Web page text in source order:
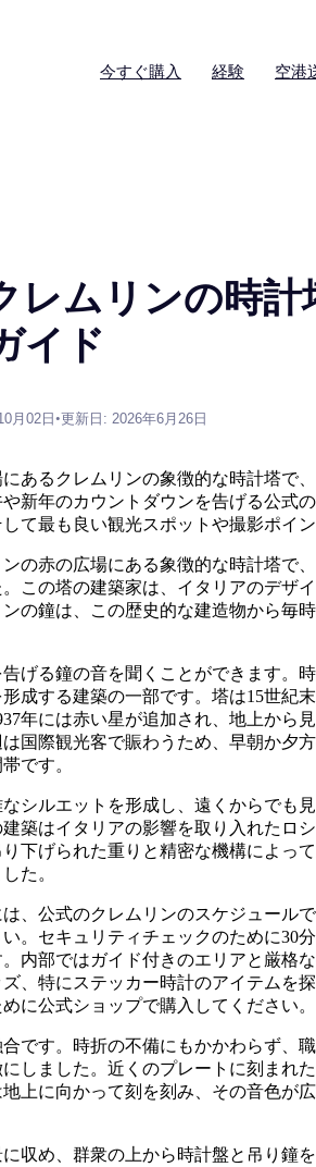
今すぐ購入 経験 空港
レムリンの時計
イド
月02日 •更新日: 2026年6月26日
あるクレムリンの象徴的な時計塔で、
新年のカウントダウンを告げる公式
て最も良い観光スポットや撮影ポイン
の赤の広場にある象徴的な時計塔で
この塔の建築家は、イタリアのデザ
の鐘は、この歴史的な建造物から毎
げる鐘の音を聞くことができます。
成する建築の一部です。塔は15世紀
年には赤い星が追加され、地上から
国際観光客で賑わうため、早朝か夕
です。
シルエットを形成し、遠くからでも
築はイタリアの影響を取り入れたロ
下げられた重りと精密な機構によっ
た。
、公式のクレムリンのスケジュール
。セキュリティチェックのために30
内部ではガイド付きのエリアと厳格
、特にステッカー時計のアイテムを
に公式ショップで購入してください。
です。時折の不備にもかかわらず、
しました。近くのプレートに刻まれ
上に向かって刻を刻み、その音色が
収め、群衆の上から時計盤と吊り鐘